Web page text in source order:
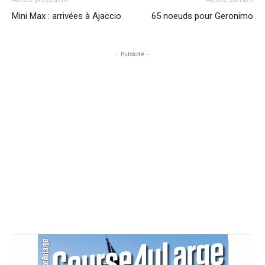
Mini Max : arrivées à Ajaccio 65 noeuds pour Geronimo
- Publicité -